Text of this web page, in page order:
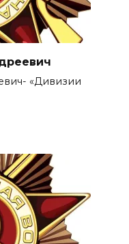
«Дивизии